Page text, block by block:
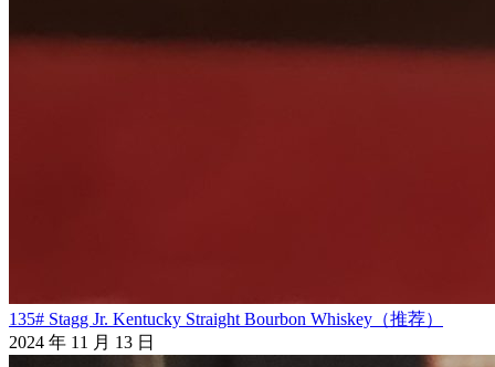
135# Stagg Jr. Kentucky Straight Bourbon Whiskey（推荐）
2024 年 11 月 13 日